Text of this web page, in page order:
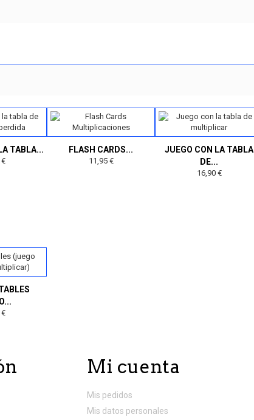
TABLA... FLASH CARDS...
11,95 €
JUEGO CON LA TABLA
DE...
16,90 €
Mi cuenta
Mis pedidos
Mis datos personales